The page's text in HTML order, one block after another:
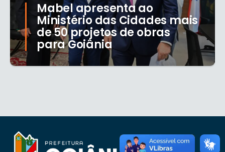
Mabel apresenta ao
Ministério das Cidades mais
de 50 projetos de obras
para Goiânia